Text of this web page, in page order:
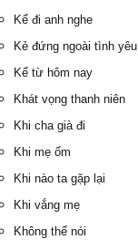
Kể đi anh nghe
Kẻ đứng ngoài tình yêu
Kể từ hôm nay
Khát vọng thanh niên
Khi cha già đi
Khi mẹ ốm
Khi nào ta gặp lại
Khi vắng mẹ
Không thể nói